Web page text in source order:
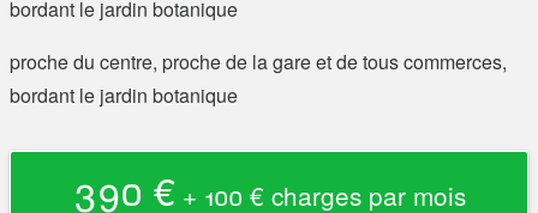
bordant le jardin botanique
proche du centre, proche de la gare et de tous commerces,
bordant le jardin botanique
390 €+ 100 € charges par mois